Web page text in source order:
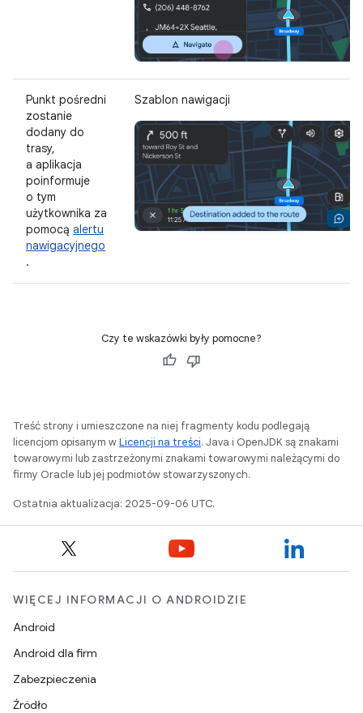
Punkt pośredni
zostanie
dodany do
trasy,
a aplikacja
poinformuje
o tym
użytkownika za
pomocą alertu
nawigacyjnego
.
Szablon nawigacji
Czy te wskazówki były pomocne?
Treść strony i umieszczone na niej fragmenty kodu podlegają
licencjom opisanym wLicencji na treści. Java i OpenJDK są znakami
towarowymi lub zastrzeżonymi znakami towarowymi należącymi do
firmy Oracle lub jej podmiotów stowarzyszonych.
Ostatnia aktualizacja: 2025-09-06 UTC.
WIĘCEJ INFORMACJI O ANDROIDZIE
Android
Android dla firm
Zabezpieczenia
Źródło